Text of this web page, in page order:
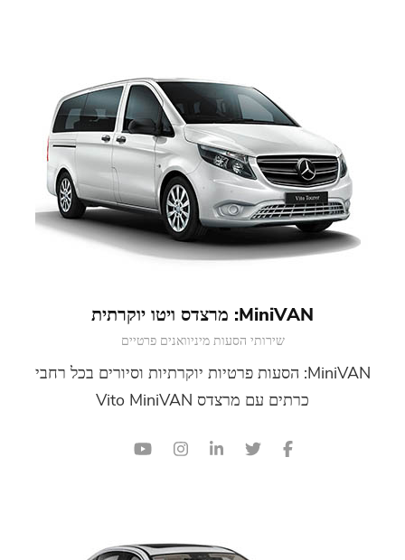
שירותי הסעות מיניוואנים פרטיים
MiniVAN: הסעות פרטיות יוקרתיות וסיורים בכל רחבי
כרתים עם מרצדס Vito MiniVAN